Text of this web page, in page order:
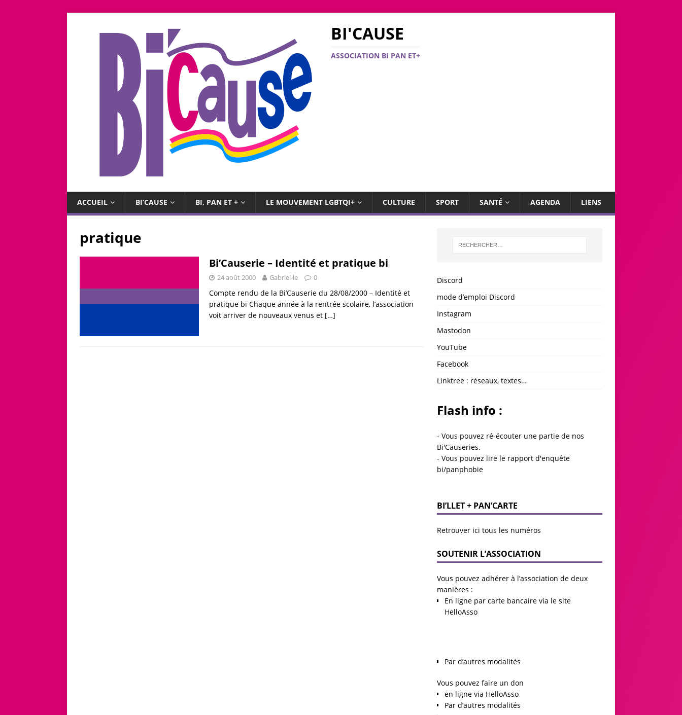
BI'CAUSE
ASSOCIATION BI PAN ET+
ACCUEIL BI’CAUSE BI, PAN ET + LE MOUVEMENT LGBTQI+ CULTURE SPORT SANTÉ AGENDA LIENS
pratique
Bi’Causerie – Identité et pratique bi
24 août 2000 Gabriel-le 0
Compte rendu de la Bi’Causerie du 28/08/2000 – Identité et
pratique bi Chaque année à la rentrée scolaire, l’association
voit arriver de nouveaux venus et […]
Discord
mode d’emploi Discord
Instagram
Mastodon
YouTube
Facebook
Linktree : réseaux, textes…
Flash info :
- Vous pouvez ré-écouter une partie de nos
Bi'Causeries.
- Vous pouvez lire le rapport d'enquête
bi/panphobie
BI’LLET + PAN’CARTE
Retrouver ici tous les numéros
SOUTENIR L’ASSOCIATION
Vous pouvez adhérer à l’association de deux
manières :
En ligne par carte bancaire via le site
HelloAsso
Par d’autres modalités
Vous pouvez faire un don
en ligne via HelloAsso
Par d’autres modalités